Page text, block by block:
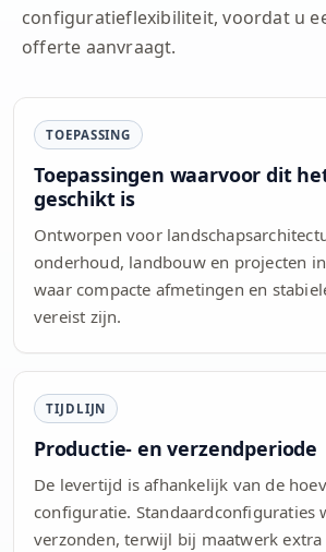
configuratieflexibiliteit, voordat u
offerte aanvraagt.
TOEPASSING
Toepassingen waarvoor dit
geschikt is
Ontworpen voor
onderhoud, landbouw en projecten
waar compacte afmetingen en
vereist zijn.
TIJDLIJN
Productie- en verzendperiode
De levertijd is afhankelijk van de
configuratie. Standaardconfiguraties
verzonden, terwijl bij maatwerk